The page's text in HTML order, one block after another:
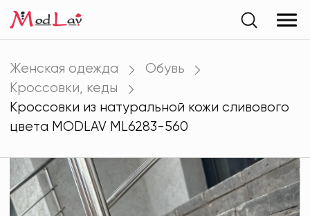
Женская одежда
Обувь
Кроссовки, кеды
Кроссовки из натуральной кожи сливового
цвета MODLAV ML6283-560